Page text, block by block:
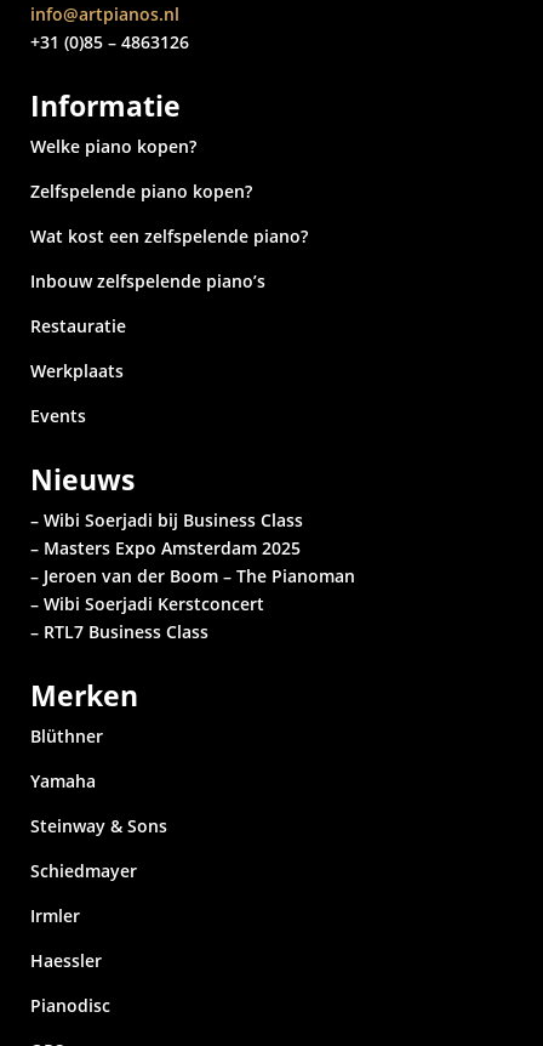
info@artpianos.nl
+31 (0)85 – 4863126
Informatie
Welke piano kopen?
Zelfspelende piano kopen?
Wat kost een zelfspelende piano?
Inbouw zelfspelende piano’s
Restauratie
Werkplaats
Events
Nieuws
– Wibi Soerjadi bij Business Class
– Masters Expo Amsterdam 2025
– Jeroen van der Boom – The Pianoman
– Wibi Soerjadi Kerstconcert
– RTL7 Business Class
Merken
Blüthner
Yamaha
Steinway & Sons
Schiedmayer
Irmler
Haessler
Pianodisc